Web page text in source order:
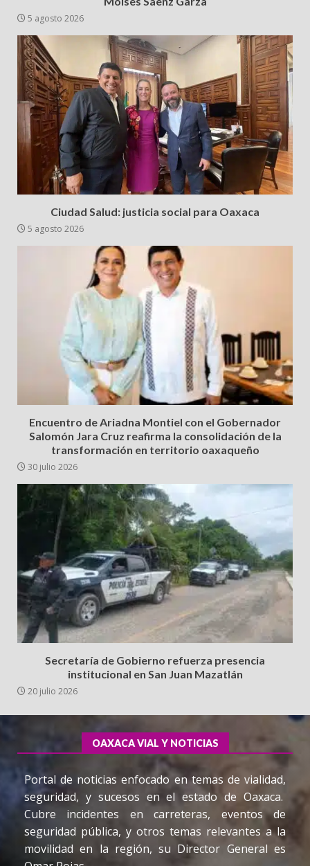
5 agosto 2026
Ciudad Salud: justicia social para Oaxaca
5 agosto 2026
Encuentro de Ariadna Montiel con el Gobernador
Salomón Jara Cruz reafirma la consolidación de la
transformación en territorio oaxaqueño
30 julio 2026
Secretaría de Gobierno refuerza presencia
institucional en San Juan Mazatlán
20 julio 2026
OAXACA VIAL Y NOTICIAS
Portal de noticias enfocado en temas de vialidad,
seguridad, y sucesos en el estado de Oaxaca.
Cubre incidentes en carreteras, eventos de
seguridad pública, y otros temas relevantes a la
movilidad en la región, su Director General es